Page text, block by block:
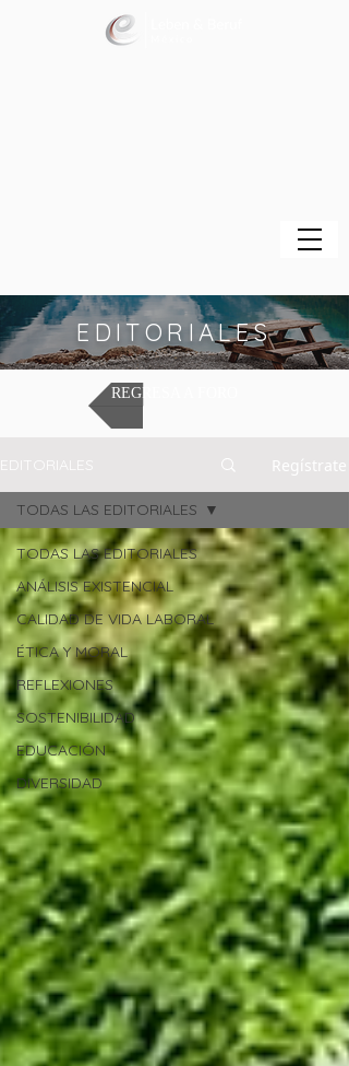
EDITORIALES
REGRESA A FORO
EDITORIALES Regístrate
TODAS LAS EDITORIALES
ANÁLISIS EXISTENCIAL
CALIDAD DE VIDA LABORAL
ÉTICA Y MORAL
REFLEXIONES
SOSTENIBILIDAD
EDUCACIÓN
DIVERSIDAD
TODAS LAS EDITORIALES